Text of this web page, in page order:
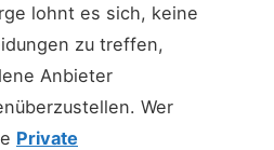
lohnt es sich, keine
zu treffen,
Anbieter
Wer
Private